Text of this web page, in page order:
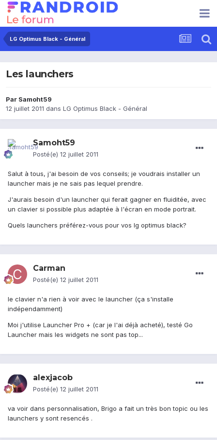
LG Optimus Black - Général
Les launchers
Par Samoht59
12 juillet 2011 dans LG Optimus Black - Général
Samoht59
Posté(e) 12 juillet 2011
Salut à tous, j'ai besoin de vos conseils; je voudrais installer un
launcher mais je ne sais pas lequel prendre.
J'aurais besoin d'un launcher qui ferait gagner en fluiditée, avec
un clavier si possible plus adaptée à l'écran en mode portrait.
Quels launchers préférez-vous pour vos lg optimus black?
Carman
Posté(e) 12 juillet 2011
le clavier n'a rien à voir avec le launcher (ça s'installe
indépendamment)
Moi j'utilise Launcher Pro + (car je l'ai déjà acheté), testé Go
Launcher mais les widgets ne sont pas top...
alexjacob
Posté(e) 12 juillet 2011
va voir dans personnalisation, Brigo a fait un très bon topic ou les
launchers y sont resencés .